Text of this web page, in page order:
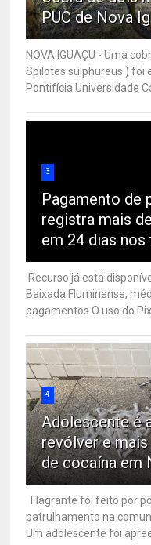
PUC de Nova
NOVA IGUAÇU - Uma
Spilotes sulphureus ) foi
Pontifícia Universidade
3
Pagamento de
registra mais
em 24 dias
Recurso já está
Baixada Fluminense;
pagamentos O uso do
4
Adolescente é
revólver e
de cocaína em
Flagrante foi feito por
patrulhamento na
Um adolescente foi